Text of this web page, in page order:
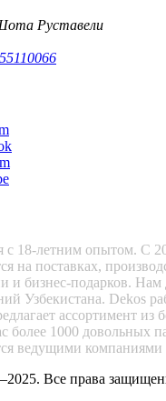
Руставели
с 18-летним опытом. С
на поставках,
и бизнес-подарков. Нам
Узбекистана. Dekos
ассортимент из
более 1000 довольных
ведущими компаниями
Все права